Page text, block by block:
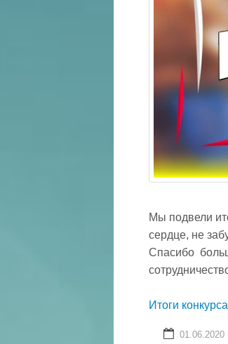
Мы подвели
сердце, не
Спасибо
Итоги
01.06.2020